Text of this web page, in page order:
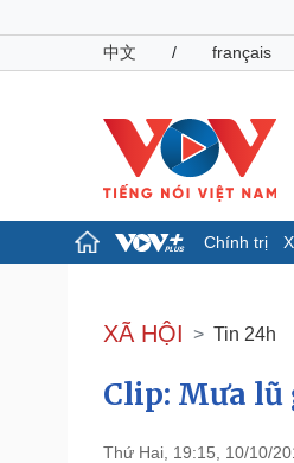
中文
/ français
Chính trị
Đảng
Tổ chức nhân sự
Nhận diện sự thật
XÃ HỘI Tin 24h
Clip: Mưa lũ
Thứ Hai, 19:15, 10/10/